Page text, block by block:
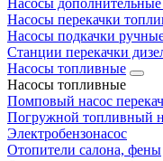
Насосы
Насосы перекачки
Насосы подкачки
Станции перекачки
Насосы топливные
Насосы топливные
Помповый насос
Погружной топливный
Электробензонасос
Отопители салона, фены